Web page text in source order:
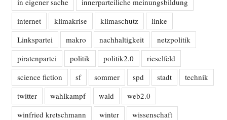
internet
klimakrise klimaschutz
linke
Linkspartei
makro nachhaltigkeit
netzpolitik
piratenpartei
politik politik2.0
rieselfeld
science fiction
sf sommer spd stadt
technik
twitter
wahlkampf wald
web2.0
winfried kretschmann
winter wissenschaft